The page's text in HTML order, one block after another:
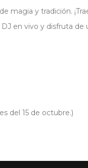
magia y tradición.
en vivo y disfruta de
del 15 de octubre.)